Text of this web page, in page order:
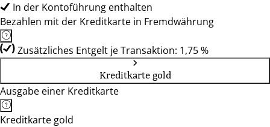
In der Kontoführung enthalten
Bezahlen mit der Kreditkarte in Fremdwährung
Zusätzliches Entgelt je Transaktion: 1,75 %
Kreditkarte gold
Ausgabe einer Kreditkarte
Kreditkarte gold